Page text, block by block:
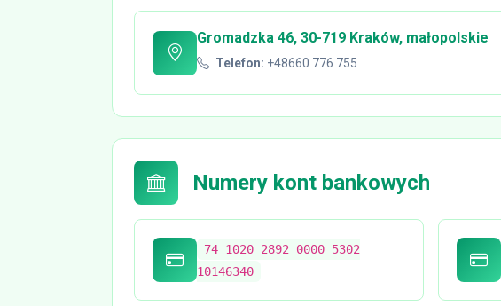
Gromadzka 46, 30-719 Kraków, małopolskie
Telefon: +48660 776 755
Numery kont bankowych
74 1020 2892 0000 5302
10146340